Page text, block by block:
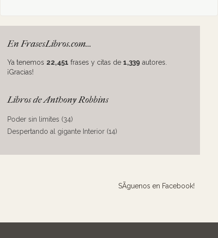
En FrasesLibros.com...
Ya tenemos 22,451 frases y citas de 1,339 autores.
¡Gracias!
Libros de Anthony Robbins
Poder sin limites (34)
Despertando al gigante Interior (14)
SÃ­guenos en Facebook!